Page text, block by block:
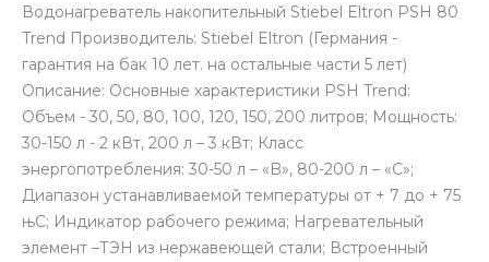
Водонагреватель накопительный Stiebel Eltron PSH 80
Trend Производитель: Stiebel Eltron (Германия -
гарантия на бак 10 лет. на остальные части 5 лет)
Описание: Основные характеристики PSH Trend:
Объем - 30, 50, 80, 100, 120, 150, 200 литров; Мощность:
30-150 л - 2 кВт, 200 л – 3 кВт; Класс
энергопотребления: 30-50 л – «B», 80-200 л – «С»;
Диапазон устанавливаемой температуры от + 7 до + 75
њС; Индикатор рабочего режима; Нагревательный
элемент –ТЭН из нержавеющей стали; Встроенный